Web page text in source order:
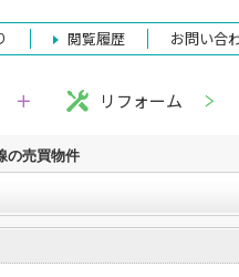
閲覧履歴 お問い合
リフォーム
の売買物件